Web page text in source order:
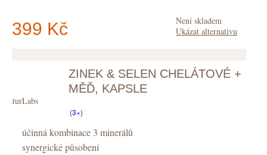
399 Kč
Není skladem
Ukázat alternativu
V košíku máte ks.
ZINEK & SELEN CHELÁTOVÉ +
MĚĎ, KAPSLE
NaturLabs
(3×)
účinná kombinace 3 minerálů
synergické působení